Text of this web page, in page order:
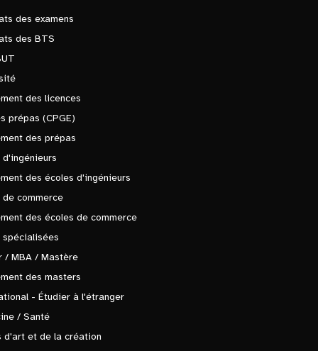
des examens
des BTS
des licences
prépas (CPGE)
des prépas
d'ingénieurs
des écoles d'ingénieurs
de commerce
des écoles de commerce
spécialisées
/ MBA / Mastère
des masters
- Étudier à l'étranger
/ Santé
d'art et de la création